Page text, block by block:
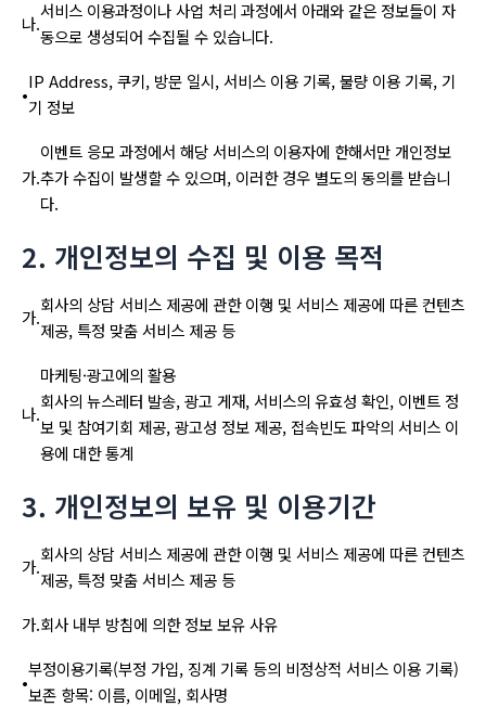
나.
서비스 이용과정이나 사업 처리 과정에서 아래와 같은 정보들이 자
동으로 생성되어 수집될 수 있습니다.
•
IP Address, 쿠키, 방문 일시, 서비스 이용 기록, 불량 이용 기록, 기
기 정보
가.
이벤트 응모 과정에서 해당 서비스의 이용자에 한해서만 개인정보
추가 수집이 발생할 수 있으며, 이러한 경우 별도의 동의를 받습니
다.
2. 개인정보의 수집 및 이용 목적
가.
회사의 상담 서비스 제공에 관한 이행 및 서비스 제공에 따른 컨텐츠
제공, 특정 맞춤 서비스 제공 등
나.
마케팅·광고에의 활용
회사의 뉴스레터 발송, 광고 게재, 서비스의 유효성 확인, 이벤트 정
보 및 참여기회 제공, 광고성 정보 제공, 접속빈도 파악의 서비스 이
용에 대한 통계
3. 개인정보의 보유 및 이용기간
가.
회사의 상담 서비스 제공에 관한 이행 및 서비스 제공에 따른 컨텐츠
제공, 특정 맞춤 서비스 제공 등
가.회사 내부 방침에 의한 정보 보유 사유
•
부정이용기록(부정 가입, 징계 기록 등의 비정상적 서비스 이용 기록)
보존 항목: 이름, 이메일, 회사명